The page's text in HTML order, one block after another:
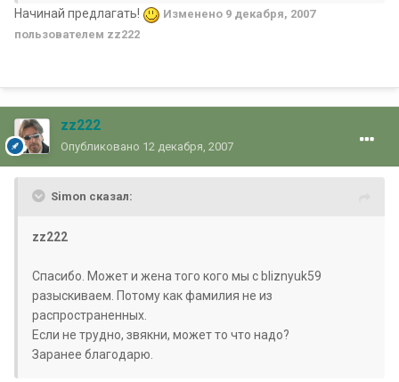
Начинай предлагать! Изменено 9 декабря, 2007
пользователем zz222
zz222
Опубликовано 12 декабря, 2007
Simon сказал:
zz222
Спасибо. Может и жена того кого мы с bliznyuk59
разыскиваем. Потому как фамилия не из
распространенных.
Если не трудно, звякни, может то что надо?
Заранее благодарю.